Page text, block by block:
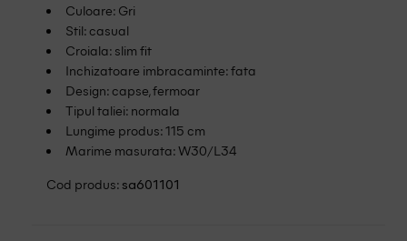
Culoare: Gri
Stil: casual
Croiala: slim fit
Inchizatoare imbracaminte: fata
Design: capse, fermoar
Tipul taliei: normala
Lungime produs: 115 cm
Marime masurata: W30/L34
Cod produs: sa601101